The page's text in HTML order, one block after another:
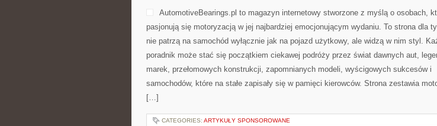
MARKI
AutomotiveBearings.pl to magazyn internetowy stworzone z myślą o osobach,
pasjonują się motoryzacją w jej najbardziej emocjonującym wydaniu. To strona dla
nie patrzą na samochód wyłącznie jak na pojazd użytkowy, ale widzą w nim styl.
poradnik może stać się początkiem ciekawej podróży przez świat dawnych aut,
marek, przełomowych konstrukcji, zapomnianych modeli, wyścigowych sukcesów i
samochodów, które na stałe zapisały się w pamięci kierowców. Strona zestawia
[…]
CATEGORIES: ARTYKUŁY SPONSOROWANE